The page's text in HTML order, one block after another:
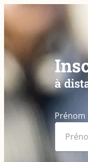
à
Prénom